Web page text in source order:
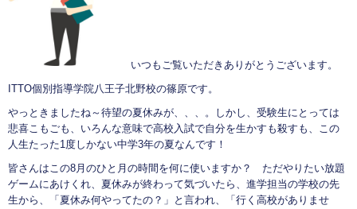
いつもご覧いただきありがとうございます。
ITTO個別指導学院八王子北野校の篠原です。
やっときましたね～待望の夏休みが、、、。しかし、受験生にとっては
悲喜こもごも、いろんな意味で高校入試で自分を生かすも殺すも、この
人生たった1度しかない中学3年の夏なんです！
皆さんはこの8月のひと月の時間を何に使いますか？ ただやりたい放題
ゲームにあけくれ、夏休みが終わって気づいたら、進学担当の学校の先
生から、「夏休み何やってたの？」と言われ、「行く高校がありませ